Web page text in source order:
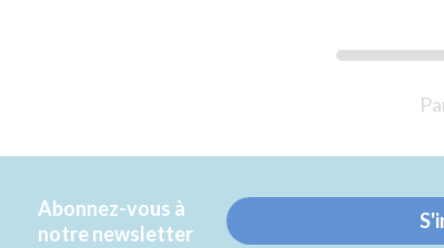
Abonnez-vous à
notre newsletter